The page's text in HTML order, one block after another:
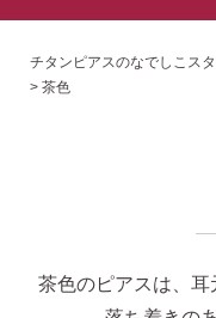
チタンピアスのなでしこス
茶色
茶色のピアスは、耳